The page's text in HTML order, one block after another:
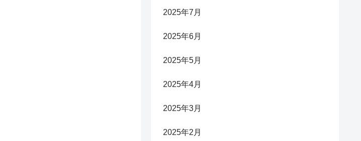
2025年7月
2025年6月
2025年5月
2025年4月
2025年3月
2025年2月